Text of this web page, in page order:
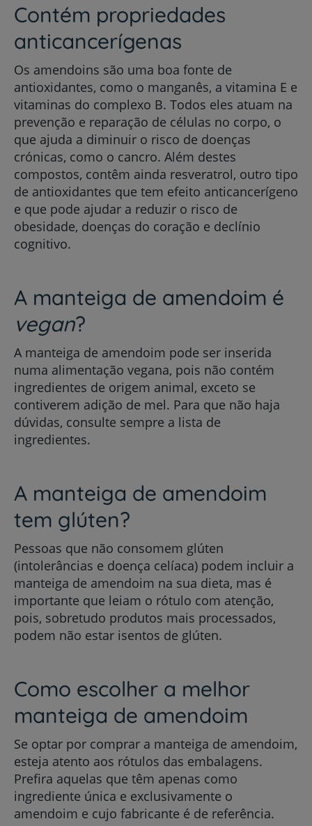
Contém propriedades
anticancerígenas
Os amendoins são uma boa fonte de
antioxidantes, como o manganês, a vitamina E e
vitaminas do complexo B. Todos eles atuam na
prevenção e reparação de células no corpo, o
que ajuda a diminuir o risco de doenças
crónicas, como o cancro. Além destes
compostos, contêm ainda resveratrol, outro tipo
de antioxidantes que tem efeito anticancerígeno
e que pode ajudar a reduzir o risco de
obesidade, doenças do coração e declínio
cognitivo.
A manteiga de amendoim é
vegan?
A manteiga de amendoim pode ser inserida
numa alimentação vegana, pois não contém
ingredientes de origem animal, exceto se
contiverem adição de mel. Para que não haja
dúvidas, consulte sempre a lista de
ingredientes.
A manteiga de amendoim
tem glúten?
Pessoas que não consomem glúten
(intolerâncias e doença celíaca) podem incluir a
manteiga de amendoim na sua dieta, mas é
importante que leiam o rótulo com atenção,
pois, sobretudo produtos mais processados,
podem não estar isentos de glúten.
Como escolher a melhor
manteiga de amendoim
Se optar por comprar a manteiga de amendoim,
esteja atento aos rótulos das embalagens.
Prefira aquelas que têm apenas como
ingrediente única e exclusivamente o
amendoim e cujo fabricante é de referência.